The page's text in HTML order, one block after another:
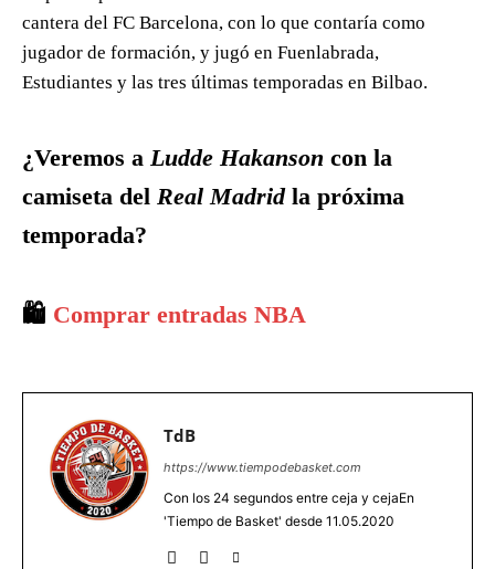
cantera del FC Barcelona, con lo que contaría como
jugador de formación, y jugó en Fuenlabrada,
Estudiantes y las tres últimas temporadas en Bilbao.
¿Veremos a Ludde Hakanson con la
camiseta del Real Madridla próxima
temporada?
🛍️ Comprar entradas NBA
TdB
https://www.tiempodebasket.com
Con los 24 segundos entre ceja y cejaEn
'Tiempo de Basket' desde 11.05.2020